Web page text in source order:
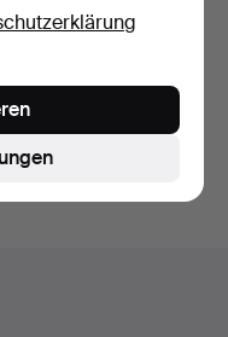
aus unserem